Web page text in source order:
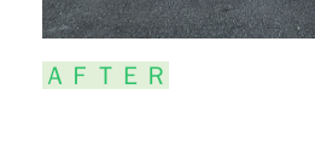
ＡＦＴＥＲ